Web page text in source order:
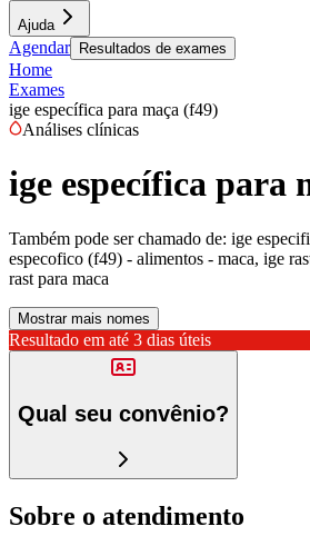
Ajuda
Agendar Resultados de exames
Home
Exames
ige específica para maça (f49)
Análises clínicas
ige específica para
Também pode ser chamado de: ige
especofico (f49) - alimentos - maca, ige
rast para maca
Mostrar mais nomes
Resultado em até 3 dias úteis
Qual seu convênio?
Sobre o atendimento